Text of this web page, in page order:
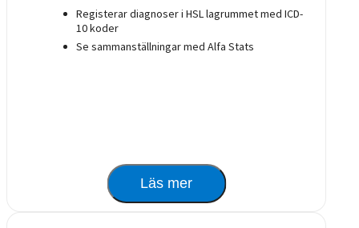
Registerar diagnoser i HSL lagrummet med ICD-
10 koder
Se sammanställningar med Alfa Stats
Läs mer